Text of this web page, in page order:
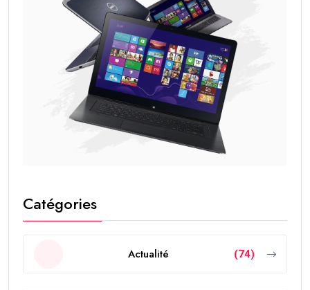
Catégories
Actualité (74)